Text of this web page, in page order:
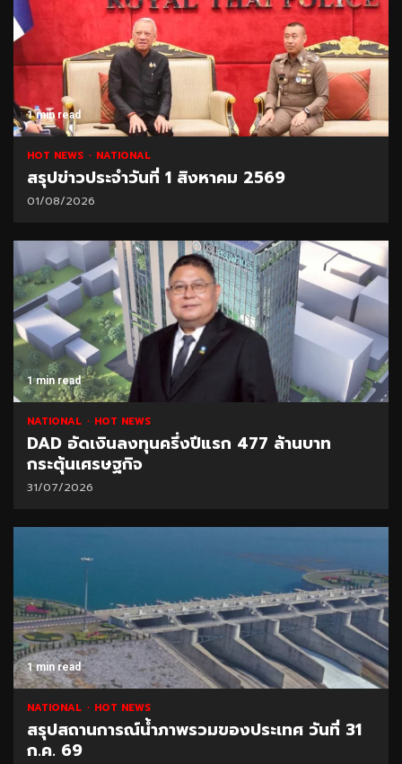
1 min read
HOT NEWS NATIONAL
สรุปข่าวประจำวันที่ 1 สิงหาคม 2569
01/08/2026
1 min read
NATIONAL HOT NEWS
DAD อัดเงินลงทุนครึ่งปีแรก 477 ล้านบาท
กระตุ้นเศรษฐกิจ
31/07/2026
1 min read
NATIONAL HOT NEWS
สรุปสถานการณ์น้ำภาพรวมของประเทศ วันที่ 31
ก.ค. 69